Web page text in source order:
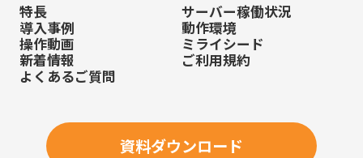
特長
導入事例
操作動画
新着情報
よくあるご質問
サーバー稼働状況
動作環境
ミライシード
ご利用規約
資料ダウンロード